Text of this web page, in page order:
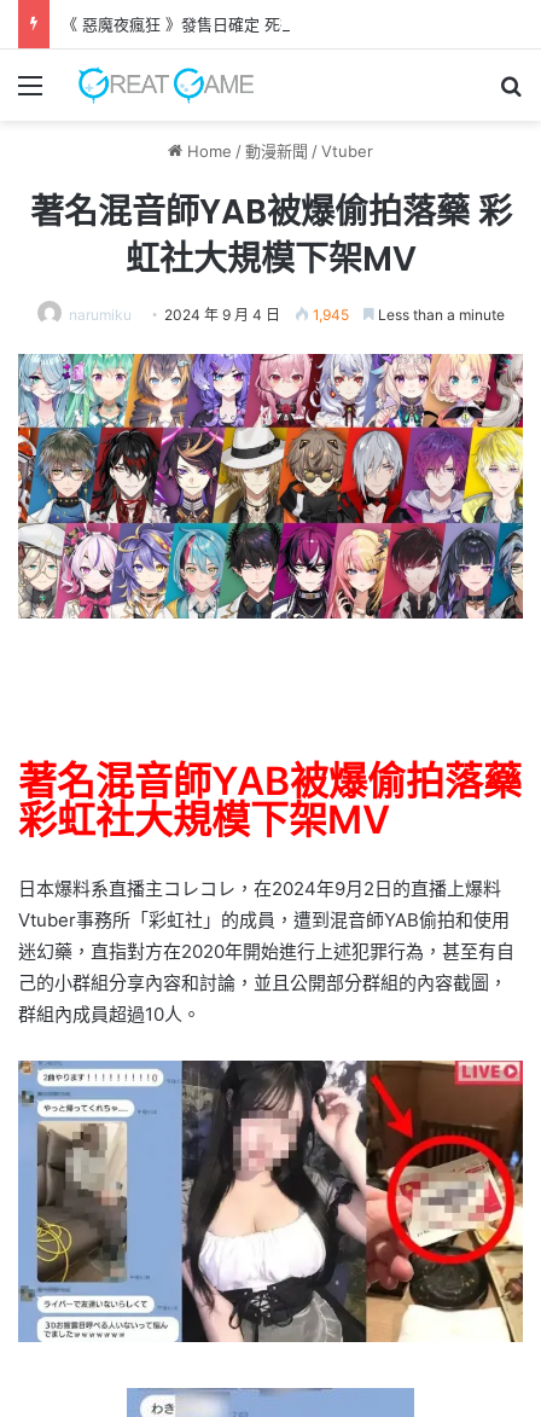
《 惡魔夜瘋狂 》發售日確定 死得越多越強大的養成型SRPG！
Menu
Home /動漫新聞 /Vtuber
著名混音師YAB被爆偷拍落藥 彩
虹社大規模下架MV
narumiku 2024 年 9 月 4 日 1,945 Less than a minute
著名混音師YAB被爆偷拍落藥
彩虹社大規模下架MV
日本爆料系直播主コレコレ，在2024年9月2日的直播上爆料
Vtuber事務所「彩虹社」的成員，遭到混音師YAB偷拍和使用
迷幻藥，直指對方在2020年開始進行上述犯罪行為，甚至有自
己的小群組分享內容和討論，並且公開部分群組的內容截圖，
群組內成員超過10人。